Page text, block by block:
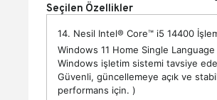
Seçilen Özellikler
14. Nesil Intel® Core™ i5 14400
Windows 11 Home Single Language
Windows işletim sistemi tavsiye
Güvenli, güncellemeye açık ve stabil
performans için. )